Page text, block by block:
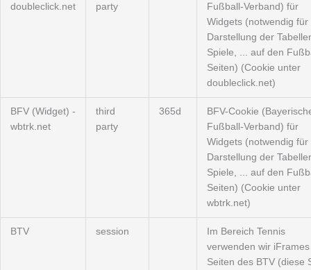
doubleclick.net
party
Fußball-Verband) für
Widgets (notwendig für
Darstellung der
Spiele, ... auf den
Seiten) (Cookie unter
doubleclick.net)
BFV (Widget) -
wbtrk.net
third
party
365d
BFV-Cookie
Fußball-Verband) für
Widgets (notwendig für
Darstellung der
Spiele, ... auf den
Seiten) (Cookie unter
wbtrk.net)
BTV session
Im Bereich Tennis
verwenden wir
Seiten des BTV (diese